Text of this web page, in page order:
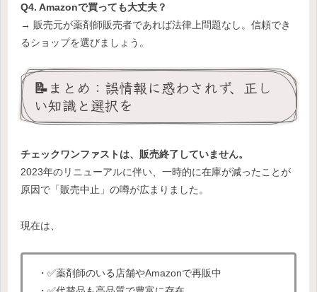
Q4. Amazonで買っても大丈夫？
→ 販売元が薬剤師販売者であれば法律上問題なし。信頼でき
るショップを選びましょう。
📝まとめ：誤情報に惑わされず、正し
い知識と選択を
チェックワンファストは、販売終了していません。
2023年のリニューアルに伴い、一時的に在庫が減ったことが
原因で「販売中止」の噂が広まりました。
現在は、
・✅薬剤師のいる店舗やAmazonで再販中